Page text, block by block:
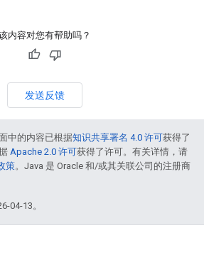
内容对您有帮助吗？
发送反馈
中的内容已根据知识共享署名 4.0 许可获得了
Apache 2.0 许可获得了许可。有关详情，请
策。Java 是 Oracle 和/或其关联公司的注册商
04-13。